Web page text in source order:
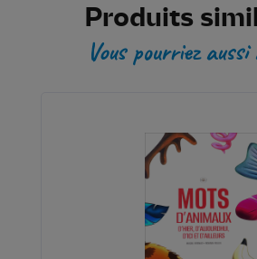
Produits
Vous pourriez